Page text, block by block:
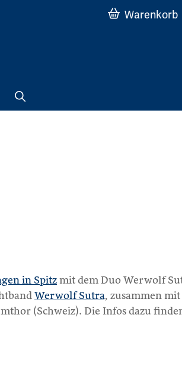
Warenkorb
in Spitz mit dem Duo Werwolf
Werwolf Sutra, zusammen
(Schweiz). Die Infos dazu